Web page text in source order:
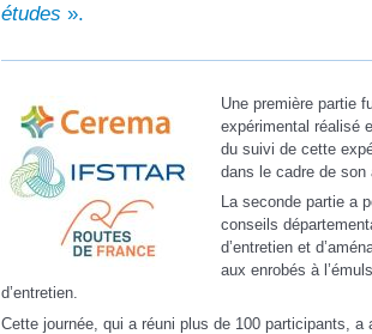
études ».
Une première partie
expérimental réalisé
du suivi de cette
dans le cadre de son
La seconde partie a
conseils
d’entretien et
aux enrobés à
d’entretien.
Cette journée, qui a réuni plus de 100 participants, a